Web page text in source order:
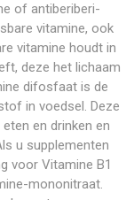
of antiberiberi-
vitamine, ook
vitamine houdt in
deze het lichaam
difosfaat is de
in voedsel. Deze
en drinken en
u supplementen
voor Vitamine B1
mononitraat.